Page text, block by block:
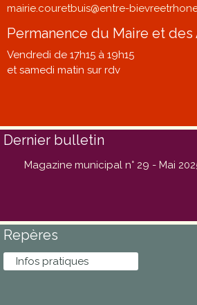
mairie.couretbuis@entre-
Permanence du Maire et des
Vendredi de 17h15 à 19h15
et samedi matin sur rdv
Dernier bulletin
Magazine municipal n° 29 - Mai
Repères
Infos pratiques